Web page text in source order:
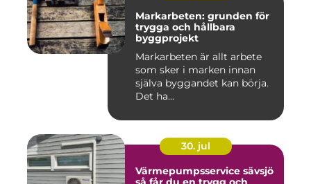
Markarbeten: grunden för
trygga och hållbara
byggprojekt
Markarbeten är allt arbete
som sker i marken innan
själva byggandet kan börja.
Det ha...
30. jul
Värmepumpsservice sävsjö